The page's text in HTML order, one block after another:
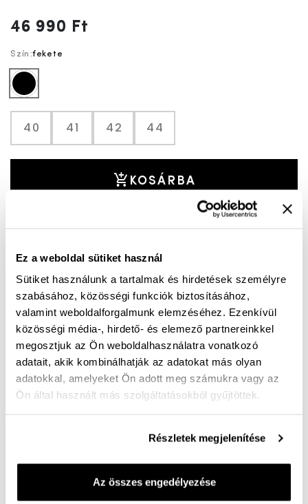
Ez a weboldal sütiket használ
Sütiket használunk a tartalmak és hirdetések személyre
szabásához, közösségi funkciók biztosításához,
valamint weboldalforgalmunk elemzéséhez. Ezenkívül
közösségi média-, hirdető- és elemező partnereinkkel
megosztjuk az Ön weboldalhasználatra vonatkozó
adatait, akik kombinálhatják az adatokat más olyan
adatokkal, amelyeket Ön adott meg számukra vagy az
Ön által használt más szolgáltatásokból gyűjtöttek.
Részletek megjelenítése
Az összes engedélyezése
46 990 Ft
Szín:fekete
fekete
40 41 42 44
KOSÁRBA
Ingyenes kiszállítás 25 000 Ft felett
H bő easy on cipő. Mit jelent az easy on?
A cipőt úgy alakították ki, hogy kéz használata nélkül
lehessen felvenni a cipőt – csak bele kell lépni, és a